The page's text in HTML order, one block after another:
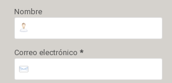
Nombre
Correo electrónico *